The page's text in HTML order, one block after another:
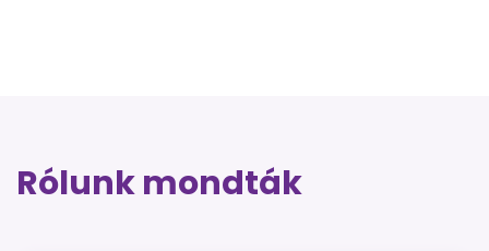
Rólunk mondták